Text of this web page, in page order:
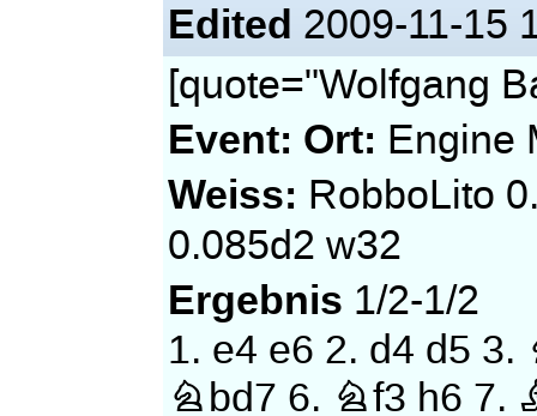
Edited 2009-11-15
[quote="Wolfgang
Event: Ort: Engine
Weiss: RobboLito
0.085d2 w32
Ergebnis 1/2-1/2
1. e4 e6 2. d4 d5 3.
Nbd7 6. Nf3 h6 7.